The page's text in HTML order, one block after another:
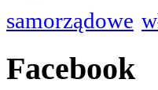
samorządowe
Facebook